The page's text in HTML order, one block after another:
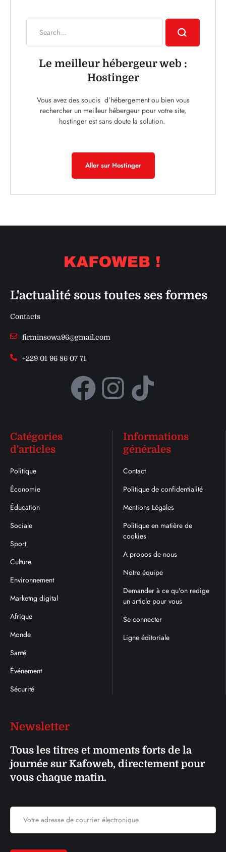
Le meilleur hébergeur web :
Hostinger
Vous avez des soucis d’hébergement ou bien vous
rechercher un meilleur hébergeur pour votre site,
hostinger est sans doute la solution.
Aller sur Hostinger
L'actualité sous toutes ses formes
Contacts
firminsowa96@gmail.com
+229 01 96 86 07 71
Catégories
d'articles
Politique
Économie
Éducation
Sociale
Sport
Culture
Environnement
Marketng digital
Afrique
Monde
Santé
Événement
Sécurité
Informations
générales
Contact
Politique de confidentialité
Mentions Légales
Politique en matière de
cookies
A propos de nous
Notre équipe
Demander à ce qu'on redige
un article pour vous
Se connecter
Ligne éditoriale
Newsletter
Tous les titres et moments forts de la
journée sur Kafoweb, directement pour
vous chaque matin.